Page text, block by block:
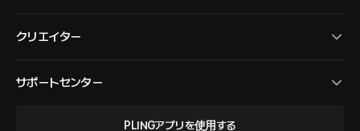
クリエイター
サポートセンター
PLINGアプリを使用する